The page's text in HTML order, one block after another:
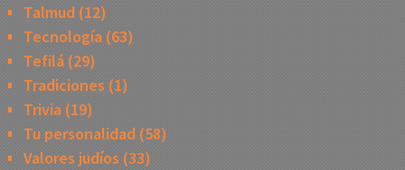
Talmud (12)
Tecnología(63)
Tefilá(29)
Tradiciones (1)
Trivia(19)
Tu personalidad(58)
Valores judíos (33)